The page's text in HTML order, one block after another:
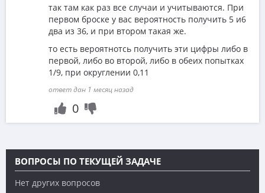
так там как раз все случаи и учитываются. При
первом броске у вас вероятность получить 5 и6
два из 36, и при втором такая же.
то есть вероятнотсь получить эти цифры либо в
первой, либо во второй, либо в обеих попытках
1/9, при округлении 0,11
ответ дан 1 месяц назад
0
ВОПРОСЫ ПО ТЕКУЩЕЙ ЗАДАЧЕ
Нет других вопросов